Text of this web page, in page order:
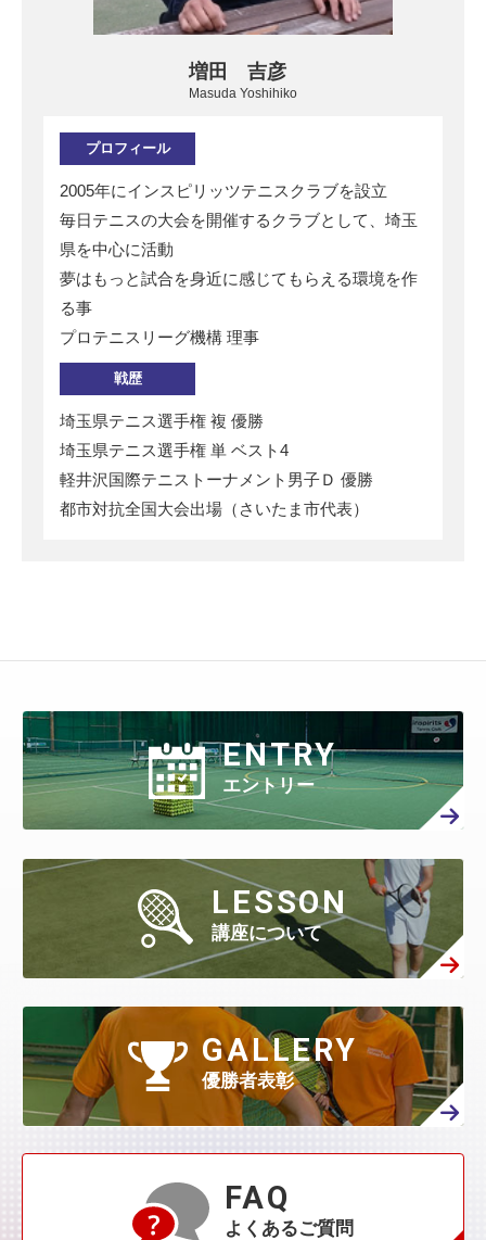
増田 吉彦
Masuda Yoshihiko
プロフィール
2005年にインスピリッツテニスクラブを設立
毎日テニスの大会を開催するクラブとして、埼玉
県を中心に活動
夢はもっと試合を身近に感じてもらえる環境を作
る事
プロテニスリーグ機構 理事
戦歴
埼玉県テニス選手権 複 優勝
埼玉県テニス選手権 単 ベスト4
軽井沢国際テニストーナメント男子Ｄ 優勝
都市対抗全国大会出場（さいたま市代表）
ENTRY
エントリー
LESSON
講座について
GALLERY
優勝者表彰
FAQ
よくあるご質問